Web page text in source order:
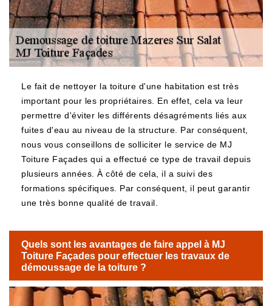
Le fait de nettoyer la toiture d'une habitation est très
important pour les propriétaires. En effet, cela va leur
permettre d'éviter les différents désagréments liés aux
fuites d'eau au niveau de la structure. Par conséquent,
nous vous conseillons de solliciter le service de MJ
Toiture Façades qui a effectué ce type de travail depuis
plusieurs années. À côté de cela, il a suivi des
formations spécifiques. Par conséquent, il peut garantir
une très bonne qualité de travail.
Quels sont les avantages de faire appel à MJ
Toiture Façades pour effectuer les travaux de
démoussage de la toiture ?